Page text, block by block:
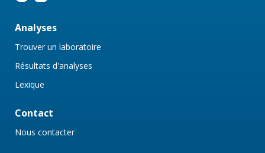
Analyses
Trouver un laboratoire
Résultats d'analyses
Lexique
Contact
Nous contacter